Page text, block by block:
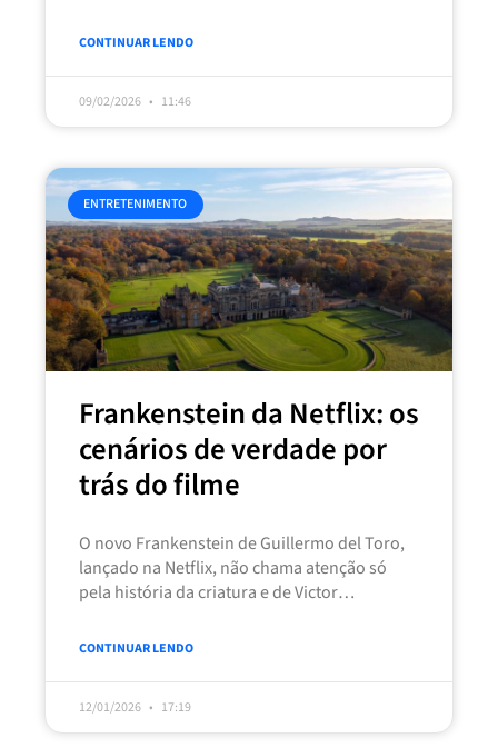
CONTINUAR LENDO
09/02/2026 11:46
ENTRETENIMENTO
Frankenstein da Netflix: os
cenários de verdade por
trás do filme
O novo Frankenstein de Guillermo del Toro,
lançado na Netflix, não chama atenção só
pela história da criatura e de Victor
CONTINUAR LENDO
12/01/2026 17:19